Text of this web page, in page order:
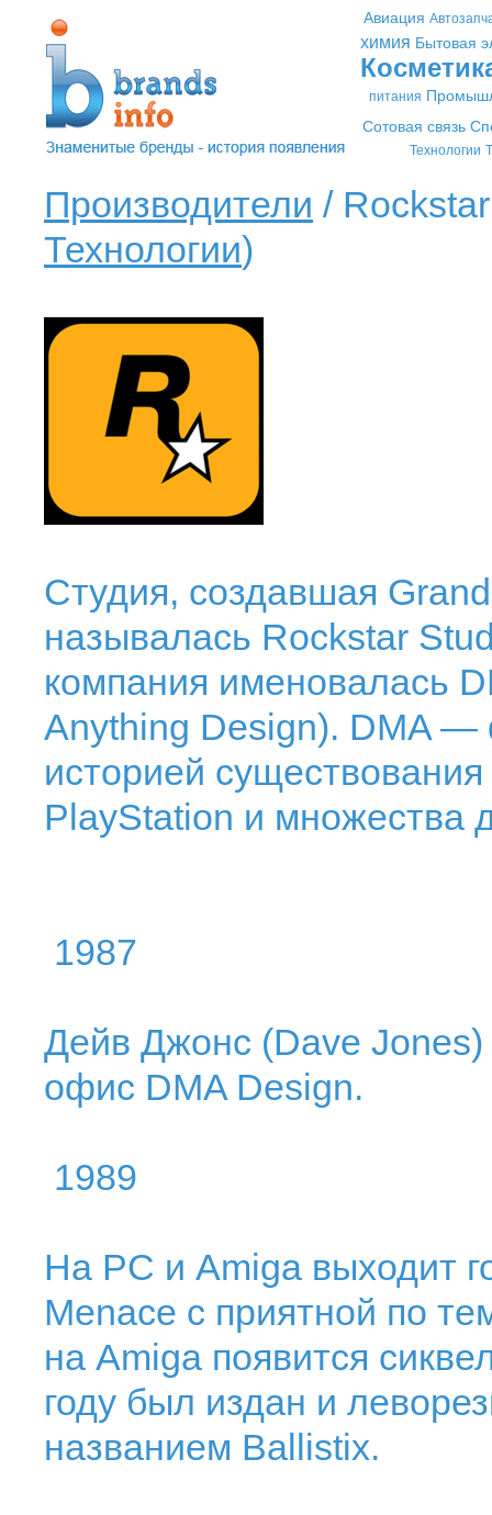
Авиация
химия Бытовая
питания
Сотовая связь
Технологии
Производители /
Технологии)
Студия, создавшая
называлась Rockstar
компания именовалась
Anything Design). DMA —
историей
PlayStation и множества
1987
Дейв Джонс (Dave Jones)
офис DMA Design.
1989
На РС и Amiga выходит
Menace с приятной по
на Amiga появится
году был издан и
названием Ballistix.